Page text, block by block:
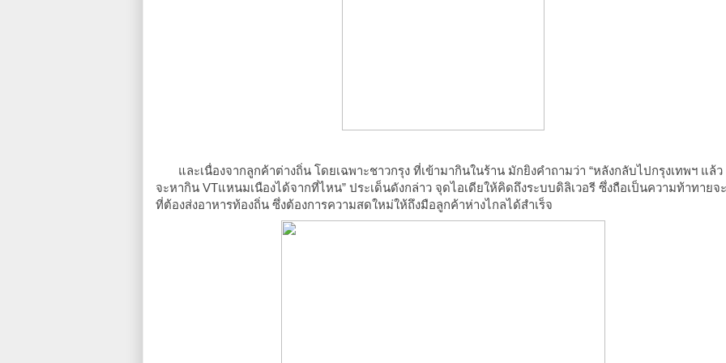
และเนื่องจากลูกค้าต่างถิ่น โดยเฉพาะชาวกรุง ที่เข้ามากินในร้าน มักยิงคำถามว่า “หลังกลับไปกรุงเทพฯ แล้ว
จะหากิน VTแหนมเนืองได้จากที่ไหน” ประเด็นดังกล่าว จุดไอเดียให้คิดถึงระบบดิลิเวอรี ซึ่งถือเป็นความท้าทายจะ
ที่ต้องส่งอาหารท้องถิ่น ซึ่งต้องการความสดใหม่ให้ถึงมือลูกค้าห่างไกลได้สำเร็จ